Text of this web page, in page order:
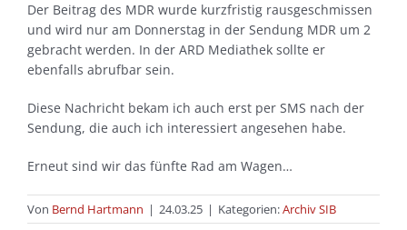
Der Beitrag des MDR wurde kurzfristig rausgeschmissen
und wird nur am Donnerstag in der Sendung MDR um 2
gebracht werden. In der ARD Mediathek sollte er
ebenfalls abrufbar sein.
Diese Nachricht bekam ich auch erst per SMS nach der
Sendung, die auch ich interessiert angesehen habe.
Erneut sind wir das fünfte Rad am Wagen…
Von Bernd Hartmann | 24.03.25 | Kategorien:Archiv SIB